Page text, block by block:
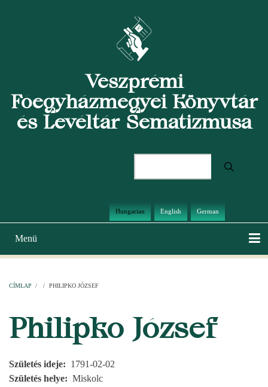
Veszprémi
Főegyházmegyei Könyvtár
és Levéltár Sematizmusa
Hungarian English German
Main
navigation
Menü
CÍMLAP / / PHILIPKO JÓZSEF
Philipko József
Születés ideje
1791-02-02
Születés helye
Miskolc